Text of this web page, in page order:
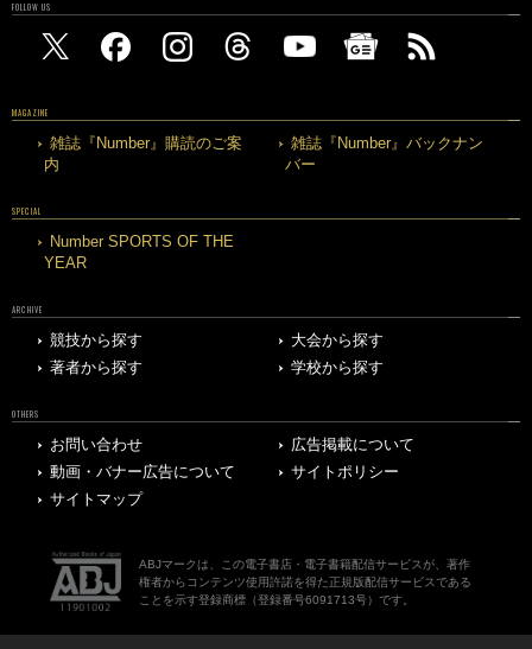
FOLLOW US
MAGAZINE
雑誌『Number』購読のご案
内
雑誌『Number』バックナン
バー
SPECIAL
Number SPORTS OF THE
YEAR
ARCHIVE
競技から探す
大会から探す
著者から探す
学校から探す
OTHERS
お問い合わせ
広告掲載について
動画・バナー広告について
サイトポリシー
サイトマップ
ABJマークは、この電子書店・電子書籍配信サービスが、著作
権者からコンテンツ使用許諾を得た正規版配信サービスである
ことを示す登録商標（登録番号6091713号）です。